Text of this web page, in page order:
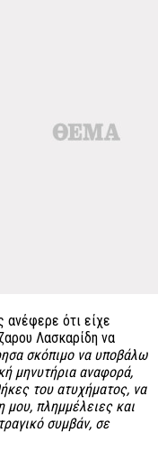
ανέφερε ότι είχε
Λασκαρίδη να
σκόπιμο να υποβάλω
μηνυτήρια αναφορά,
του ατυχήματος, να
μου, πλημμέλειες και
συμβάν, σε